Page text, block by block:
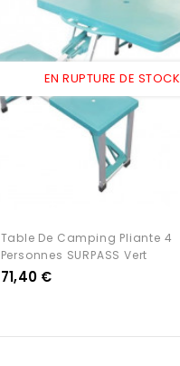
EN RUPTURE DE STOCK
Table De Camping Pliante 4
Personnes SURPASS Vert
Prix
71,40 €